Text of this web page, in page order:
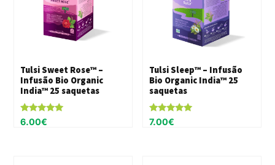
Tulsi Sweet Rose™ –
Infusão Bio Organic
India™ 25 saquetas
Avaliação
5.00
6.00€
Tulsi Sleep™ – Infusão
Bio Organic India™ 25
saquetas
Avaliação
5.00
7.00€